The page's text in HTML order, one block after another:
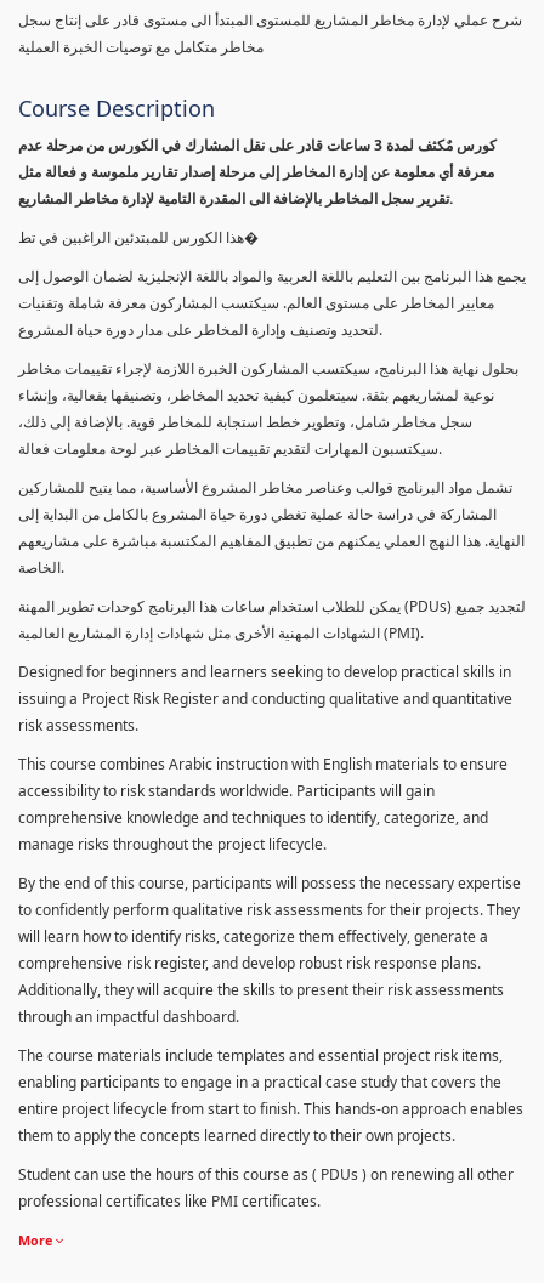
شرح عملي لإدارة مخاطر المشاريع للمستوى المبتدأ الى مستوى قادر على إنتاج سجل
مخاطر متكامل مع توصيات الخبرة العملية
Course Description
كورس مٌكثف لمدة 3 ساعات قادر على نقل المشارك في الكورس من مرحلة عدم
معرفة أي معلومة عن إدارة المخاطر إلى مرحلة إصدار تقارير ملموسة و فعالة مثل
تقرير سجل المخاطر بالإضافة الى المقدرة التامية لإدارة مخاطر المشاريع.
هذا الكورس للمبتدئين الراغبين في تط�
يجمع هذا البرنامج بين التعليم باللغة العربية والمواد باللغة الإنجليزية لضمان الوصول إلى
معايير المخاطر على مستوى العالم. سيكتسب المشاركون معرفة شاملة وتقنيات
لتحديد وتصنيف وإدارة المخاطر على مدار دورة حياة المشروع.
بحلول نهاية هذا البرنامج، سيكتسب المشاركون الخبرة اللازمة لإجراء تقييمات مخاطر
نوعية لمشاريعهم بثقة. سيتعلمون كيفية تحديد المخاطر، وتصنيفها بفعالية، وإنشاء
سجل مخاطر شامل، وتطوير خطط استجابة للمخاطر قوية. بالإضافة إلى ذلك،
سيكتسبون المهارات لتقديم تقييمات المخاطر عبر لوحة معلومات فعالة.
تشمل مواد البرنامج قوالب وعناصر مخاطر المشروع الأساسية، مما يتيح للمشاركين
المشاركة في دراسة حالة عملية تغطي دورة حياة المشروع بالكامل من البداية إلى
النهاية. هذا النهج العملي يمكنهم من تطبيق المفاهيم المكتسبة مباشرة على مشاريعهم
الخاصة.
يمكن للطلاب استخدام ساعات هذا البرنامج كوحدات تطوير المهنة (PDUs) لتجديد جميع
الشهادات المهنية الأخرى مثل شهادات إدارة المشاريع العالمية (PMI).
Designed for beginners and learners seeking to develop practical skills in
issuing a Project Risk Register and conducting qualitative and quantitative
risk assessments.
This course combines Arabic instruction with English materials to ensure
accessibility to risk standards worldwide. Participants will gain
comprehensive knowledge and techniques to identify, categorize, and
manage risks throughout the project lifecycle.
By the end of this course, participants will possess the necessary expertise
to confidently perform qualitative risk assessments for their projects. They
will learn how to identify risks, categorize them effectively, generate a
comprehensive risk register, and develop robust risk response plans.
Additionally, they will acquire the skills to present their risk assessments
through an impactful dashboard.
The course materials include templates and essential project risk items,
enabling participants to engage in a practical case study that covers the
entire project lifecycle from start to finish. This hands-on approach enables
them to apply the concepts learned directly to their own projects.
Student can use the hours of this course as ( PDUs ) on renewing all other
professional certificates like PMI certificates.
More